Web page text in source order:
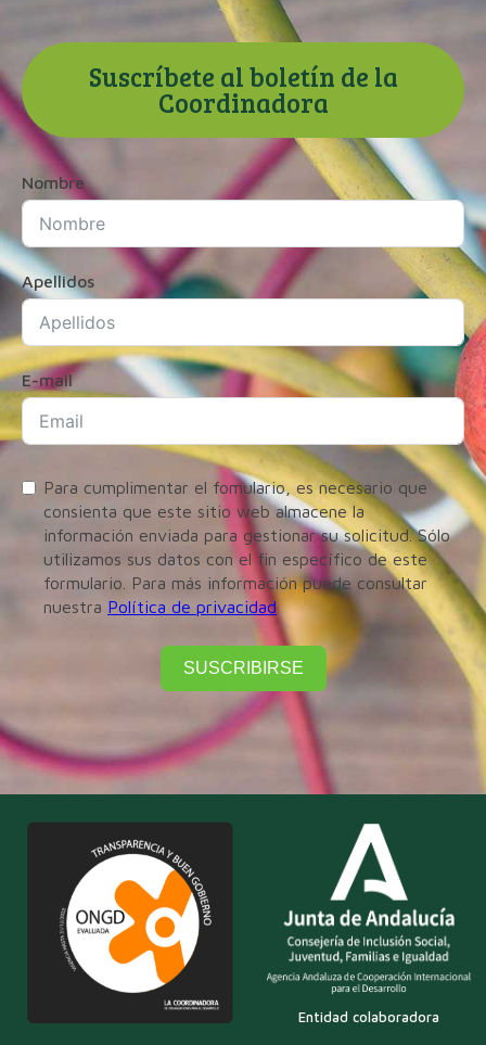
Suscríbete al boletín de la
Coordinadora
Nombre
Apellidos
E-mail
Para cumplimentar el fomulario, es necesario que
consienta que este sitio web almacene la
información enviada para gestionar su solicitud. Sólo
utilizamos sus datos con el fin específico de este
formulario. Para más información puede consultar
nuestra Política de privacidad
SUSCRIBIRSE
Entidad colaboradora